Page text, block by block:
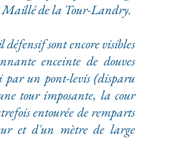
de la Tour-Landry.
sont encore visibles
enceinte de douves
par un pont-levis (disparu
tour imposante, la cour
entourée de remparts
et d'un mètre de large